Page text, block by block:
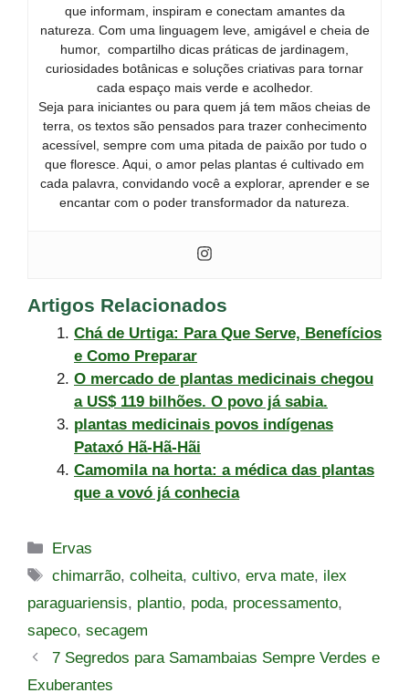
que informam, inspiram e conectam amantes da
natureza. Com uma linguagem leve, amigável e cheia de
humor, compartilho dicas práticas de jardinagem,
curiosidades botânicas e soluções criativas para tornar
cada espaço mais verde e acolhedor.
Seja para iniciantes ou para quem já tem mãos cheias de
terra, os textos são pensados para trazer conhecimento
acessível, sempre com uma pitada de paixão por tudo o
que floresce. Aqui, o amor pelas plantas é cultivado em
cada palavra, convidando você a explorar, aprender e se
encantar com o poder transformador da natureza.
Artigos Relacionados
Chá de Urtiga: Para Que Serve, Benefícios
e Como Preparar
O mercado de plantas medicinais chegou
a US$ 119 bilhões. O povo já sabia.
plantas medicinais povos indígenas
Pataxó Hã-Hã-Hãi
Camomila na horta: a médica das plantas
que a vovó já conhecia
Categorias
Ervas
Tags
chimarrão,colheita,cultivo,erva mate, ilex
paraguariensis, plantio, poda, processamento,
sapeco, secagem
7 Segredos para Samambaias Sempre Verdes e
Exuberantes